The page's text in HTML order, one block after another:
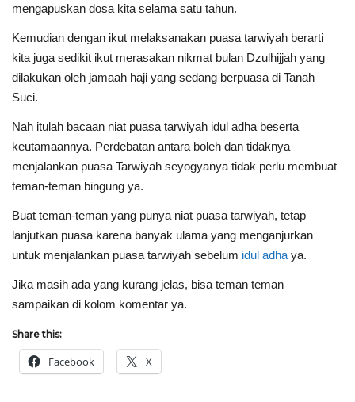
mengapuskan dosa kita selama satu tahun.
Kemudian dengan ikut melaksanakan puasa tarwiyah berarti
kita juga sedikit ikut merasakan nikmat bulan Dzulhijjah yang
dilakukan oleh jamaah haji yang sedang berpuasa di Tanah
Suci.
Nah itulah bacaan niat puasa tarwiyah idul adha beserta
keutamaannya. Perdebatan antara boleh dan tidaknya
menjalankan puasa Tarwiyah seyogyanya tidak perlu membuat
teman-teman bingung ya.
Buat teman-teman yang punya niat puasa tarwiyah, tetap
lanjutkan puasa karena banyak ulama yang menganjurkan
untuk menjalankan puasa tarwiyah sebelum idul adha ya.
Jika masih ada yang kurang jelas, bisa teman teman
sampaikan di kolom komentar ya.
Share this:
Facebook X